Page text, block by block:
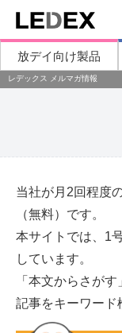
放デイ向け製品
レデックス メルマガ情報
当社が月2回程度
（無料）です。
本サイトでは、1
しています。
「本文からさが
記事をキーワード